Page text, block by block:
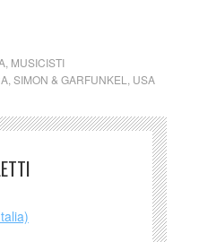
, MUSICISTI
, SIMON & GARFUNKEL USA